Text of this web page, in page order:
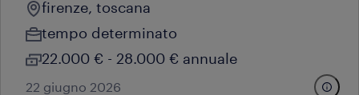
firenze, toscana
tempo determinato
22.000 € - 28.000 € annuale
22 giugno 2026